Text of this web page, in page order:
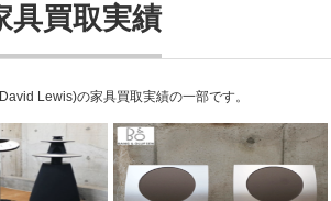
買取実績
Lewis)の家具買取実績の一部です。